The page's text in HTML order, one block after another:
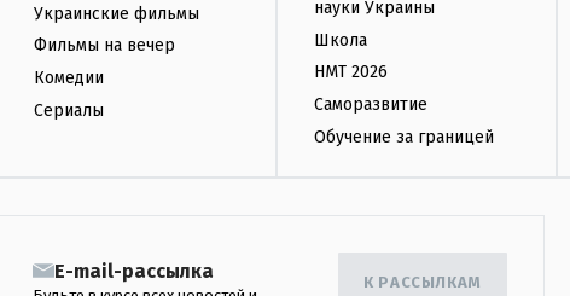
Украинские фильмы
Фильмы на вечер
Комедии
Сериалы
науки Украины
Школа
НМТ 2026
Саморазвитие
Обучение за границей
E-mail-рассылка К РАССЫЛКАМ